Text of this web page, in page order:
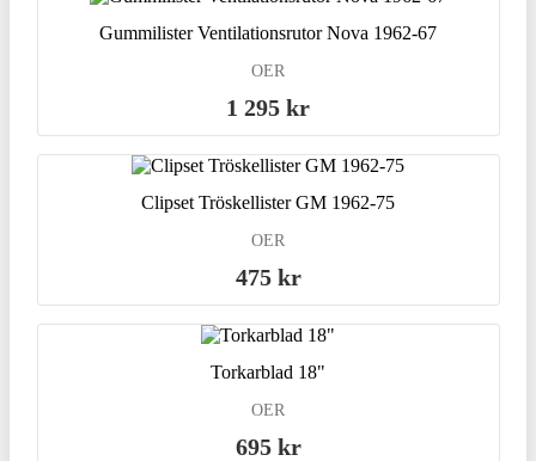
Gummilister Ventilationsrutor Nova 1962-67
OER
1 295 kr
Clipset Tröskellister GM 1962-75
OER
475 kr
Torkarblad 18"
OER
695 kr